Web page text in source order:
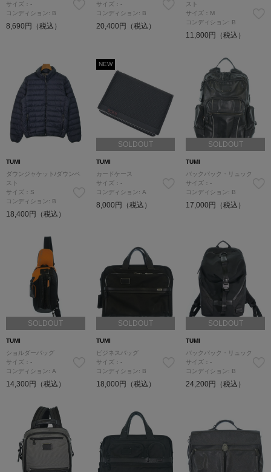
サイズ：-
コンディション: B
8,690円（税込）
サイズ：-
コンディション: B
20,400円（税込）
スト
サイズ：M
コンディション: B
11,800円（税込）
TUMI
ダウンジャケット/ダウンベ
スト
サイズ：S
コンディション: B
18,400円（税込）
NEW
SOLDOUT
TUMI
カードケース
サイズ：-
コンディション: A
8,000円（税込）
SOLDOUT
TUMI
バックパック・リュック
サイズ：-
コンディション: B
17,000円（税込）
SOLDOUT
TUMI
ショルダーバッグ
サイズ：-
コンディション: A
14,300円（税込）
SOLDOUT
TUMI
ビジネスバッグ
サイズ：-
コンディション: B
18,000円（税込）
SOLDOUT
TUMI
バックパック・リュック
サイズ：-
コンディション: B
24,200円（税込）